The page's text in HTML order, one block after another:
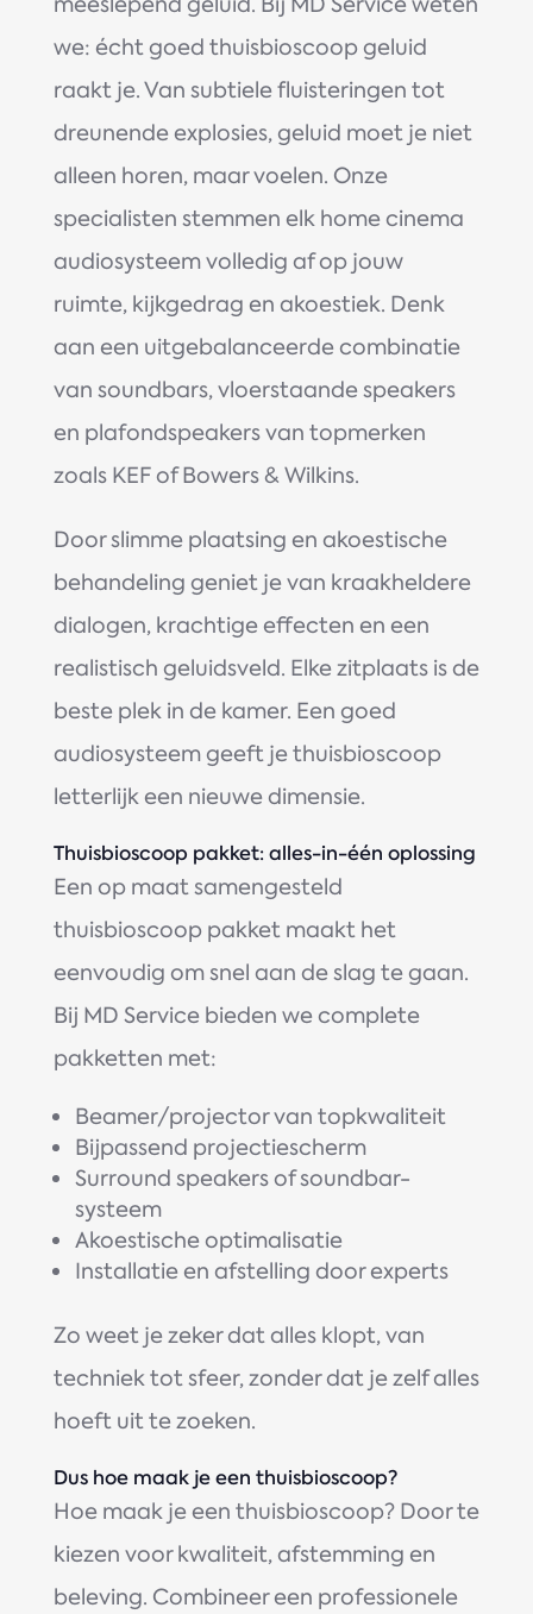
we: écht goed thuisbioscoop geluid
raakt je. Van subtiele fluisteringen tot
dreunende explosies, geluid moet je niet
alleen horen, maar voelen. Onze
specialisten stemmen elk home cinema
audiosysteem volledig af op jouw
ruimte, kijkgedrag en akoestiek. Denk
aan een uitgebalanceerde combinatie
van soundbars, vloerstaande speakers
en plafondspeakers van topmerken
zoals KEF of Bowers & Wilkins.
Door slimme plaatsing en akoestische
behandeling geniet je van kraakheldere
dialogen, krachtige effecten en een
realistisch geluidsveld. Elke zitplaats is de
beste plek in de kamer. Een goed
audiosysteem geeft je thuisbioscoop
letterlijk een nieuwe dimensie.
Thuisbioscoop pakket: alles-in-één oplossing
Een op maat samengesteld
thuisbioscoop pakket maakt het
eenvoudig om snel aan de slag te gaan.
Bij MD Service bieden we complete
pakketten met:
Beamer/projector van topkwaliteit
Bijpassend projectiescherm
Surround speakers of soundbar-
systeem
Akoestische optimalisatie
Installatie en afstelling door experts
Zo weet je zeker dat alles klopt, van
techniek tot sfeer, zonder dat je zelf alles
hoeft uit te zoeken.
Dus hoe maak je een thuisbioscoop?
Hoe maak je een thuisbioscoop? Door te
kiezen voor kwaliteit, afstemming en
beleving. Combineer een professionele